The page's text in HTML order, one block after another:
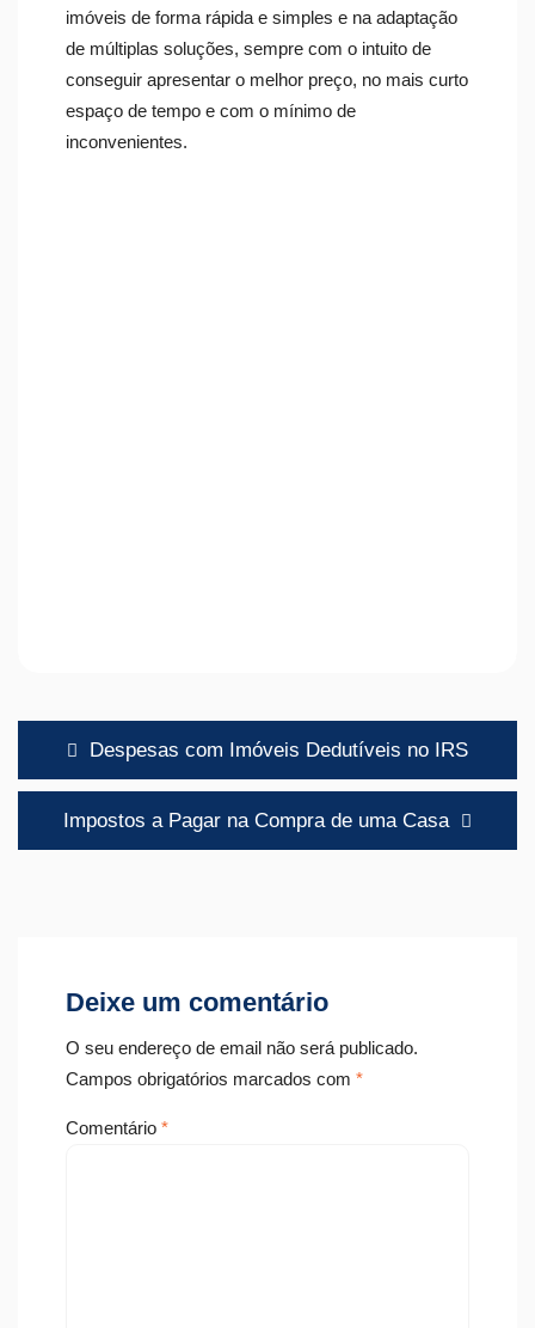
imóveis de forma rápida e simples e na adaptação
de múltiplas soluções, sempre com o intuito de
conseguir apresentar o melhor preço, no mais curto
espaço de tempo e com o mínimo de
inconvenientes.
Navegação
de
artigos
Despesas com Imóveis Dedutíveis no IRS
Impostos a Pagar na Compra de uma Casa
Deixe um comentário
O seu endereço de email não será publicado.
Campos obrigatórios marcados com *
Comentário *